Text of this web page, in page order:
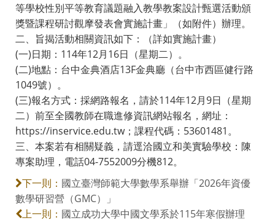
等學校性別平等教育議題融入教學教案設計甄選活動頒
獎暨課程研討觀摩發表會實施計畫」（如附件）辦理。
二、旨揭活動相關資訊如下：（詳如實施計畫）
(一)日期：114年12月16日（星期二）。
(二)地點：台中金典酒店13F金典廳（台中市西區健行路
1049號）。
(三)報名方式：採網路報名，請於114年12月9日（星期
二）前至全國教師在職進修資訊網站報名，網址：
https://inservice.edu.tw；課程代碼：53601481。
三、本案若有相關疑義，請逕洽國立和美實驗學校：陳
專案助理，電話04-7552009分機812。
下一則： 國立臺灣師範大學數學系舉辦「2026年資優
數學研習營（GMC）」
上一則： 國立成功大學中國文學系於115年寒假辦理